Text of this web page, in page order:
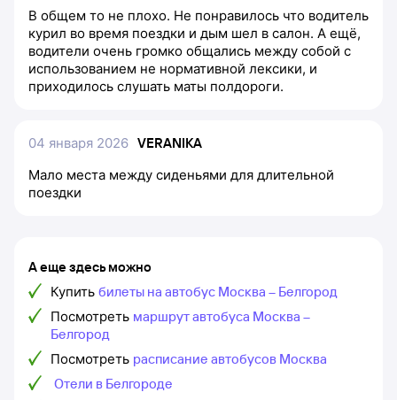
В общем то не плохо. Не понравилось что водитель
курил во время поездки и дым шел в салон. А ещё,
водители очень громко общались между собой с
использованием не нормативной лексики, и
приходилось слушать маты полдороги.
04 января 2026 VERANIKA
Мало места между сиденьями для длительной
поездки
А еще здесь можно
Купить билеты на автобус Москва – Белгород
Посмотреть маршрут автобуса Москва –
Белгород
Посмотреть расписание автобусов Москва
Отели в Белгороде